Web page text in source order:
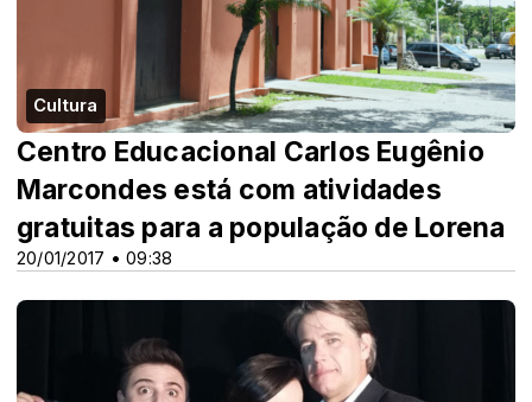
Cultura
20/01/2017 • 09:38
Centro Educacional Carlos Eugênio
Marcondes está com atividades
gratuitas para a população de Lorena